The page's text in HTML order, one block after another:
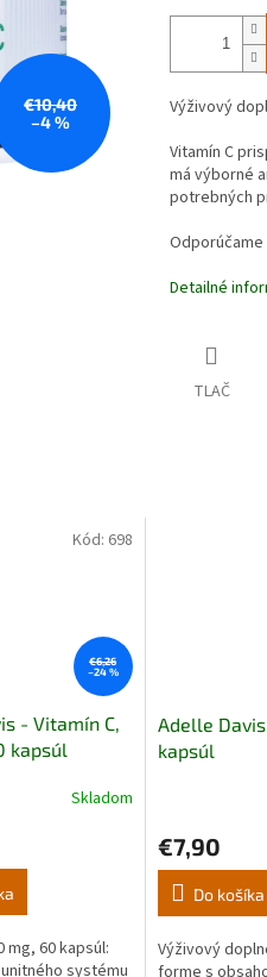
€10,40
–4 %
Výživový
Vitamín C
má výborné
potrebných
Odporúčame
Detailné
TLAČ
€6,26
–24 %
- Vitamín C,
kapsúl
Skladom
mg, 60 kapsúl:
systému
Kód: 698
Adelle
kapsúl
€7,90
Do košíka
Výživový